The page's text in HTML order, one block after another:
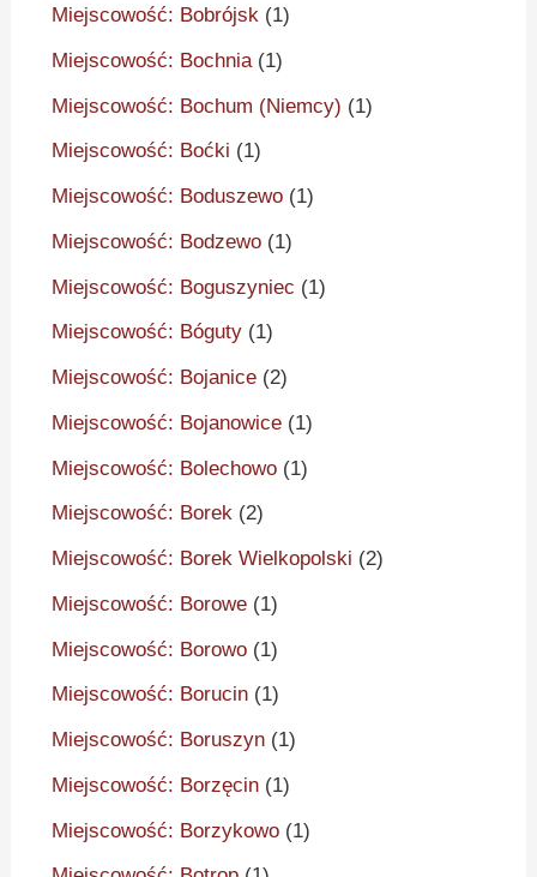
Miejscowość: Bobrójsk (1)
Miejscowość: Bochnia(1)
Miejscowość: Bochum (Niemcy) (1)
Miejscowość: Boćki (1)
Miejscowość: Boduszewo (1)
Miejscowość: Bodzewo (1)
Miejscowość: Boguszyniec (1)
Miejscowość: Bóguty (1)
Miejscowość: Bojanice (2)
Miejscowość: Bojanowice (1)
Miejscowość: Bolechowo (1)
Miejscowość: Borek (2)
Miejscowość: Borek Wielkopolski (2)
Miejscowość: Borowe (1)
Miejscowość: Borowo (1)
Miejscowość: Borucin (1)
Miejscowość: Boruszyn (1)
Miejscowość: Borzęcin (1)
Miejscowość: Borzykowo (1)